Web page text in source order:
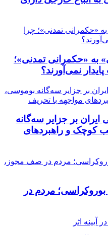
به «حکمرانی تمدنی»؛
نمی‌آورند؟
بر جزایر سه‌گانه
کوچک و راهبردهای
مردم در